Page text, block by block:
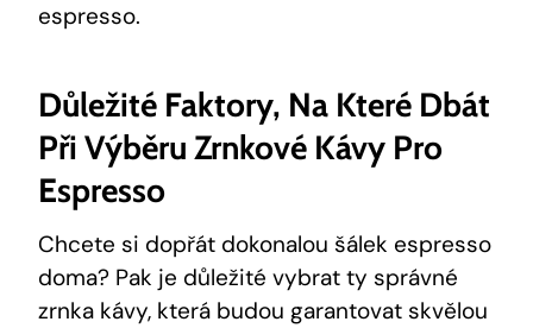
espresso.
Důležité Faktory, Na Které Dbát
Při Výběru Zrnkové Kávy Pro
Espresso
Chcete si dopřát dokonalou šálek espresso
doma? Pak je důležité vybrat ty správné
zrnka kávy, která budou garantovat skvělou